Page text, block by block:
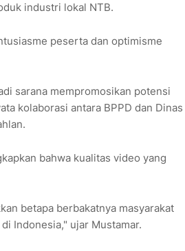
industri lokal NTB.
peserta dan optimisme
sarana mempromosikan potensi
kolaborasi antara BPPD dan Dinas
bahwa kualitas video yang
betapa berbakatnya masyarakat
Indonesia," ujar Mustamar.